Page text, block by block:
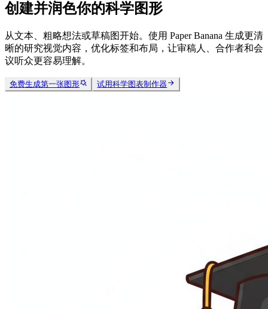
创建并润色你的科学图形
从文本、粗略想法或草稿图开始。使用 Paper Banana 生成更清
晰的研究视觉内容，优化标签和布局，让审稿人、合作者和会
议听众更容易理解。
免费生成第一张图形 试用科学图表制作器